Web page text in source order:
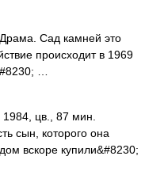
Сад камней это
происходит в 1969
…
цв., 87 мин.
сын, которого она
вскоре купили&#8230;